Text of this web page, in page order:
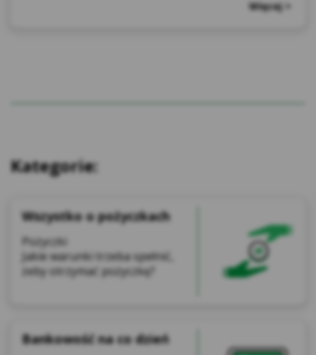
Więcej >
Kategorie:
Wszystko o pożyczkach
Pożyczki
Jakie warunki trzeba spełnić,
żeby otrzymać pożyczkę?
Bankowość na co dzień